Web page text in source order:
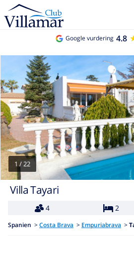
Google vurdering 4.8
1 /22
Villa Tayari
4
2
Spanien > Costa Brava > Empuriabrava >